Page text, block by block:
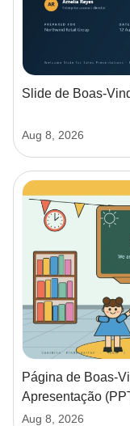
Slide de Boas-
Aug 8, 2026
Página de
Apresentação
Aug 8, 2026